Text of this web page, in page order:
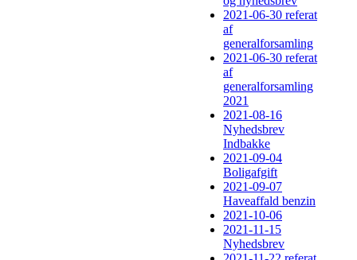
2021-06-30 referat
af
generalforsamling
2021-06-30 referat
af
generalforsamling
2021
2021-08-16
Nyhedsbrev
Indbakke
2021-09-04
Boligafgift
2021-09-07
Haveaffald benzin
2021-10-06
2021-11-15
Nyhedsbrev